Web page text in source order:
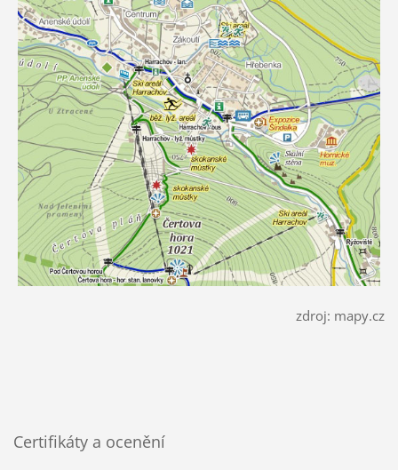
zdroj: mapy.cz
Certifikáty a ocenění